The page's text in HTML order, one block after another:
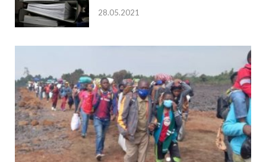
28.05.2021